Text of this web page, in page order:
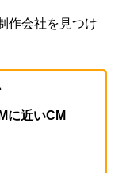
作会社を見つけ
に近いCM